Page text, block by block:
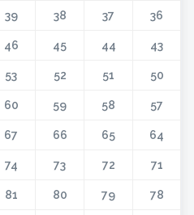
36
37
38
39
43
44
45
46
50
51
52
53
57
58
59
60
64
65
66
67
71
72
73
74
78
79
80
81